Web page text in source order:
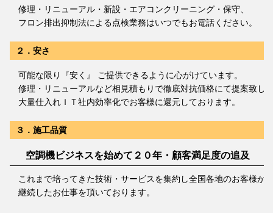
修理・リニューアル・新設・エアコンクリーニング・保守、
フロン排出抑制法による点検業務はいつでもお電話ください。
２．安さ
可能な限り『安く』 ご提供できるように心がけています。
修理・リニューアルなど相見積もりで徹底対抗価格にて提案致し
大量仕入れＩＴ社内効率化でお客様に還元しております。
３．施工品質
空調機ビジネスを始めて２０年・顧客満足度の追及
これまで培ってきた技術・サービスを集約し全国各地のお客様か
継続したお仕事を頂いております。